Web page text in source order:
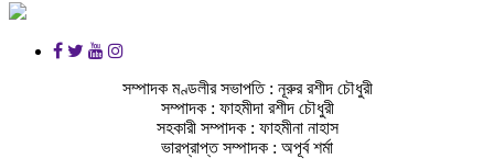
সম্পাদক মণ্ডলীর সভাপতি : নূরুর রশীদ চৌধুরী
সম্পাদক : ফাহমীদা রশীদ চৌধুরী
সহকারী সম্পাদক : ফাহমীনা নাহাস
ভারপ্রাপ্ত সম্পাদক : অপূর্ব শর্মা